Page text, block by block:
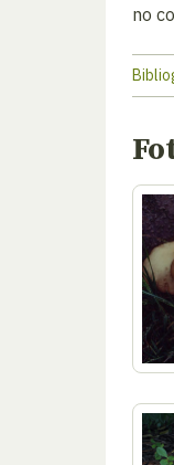
no